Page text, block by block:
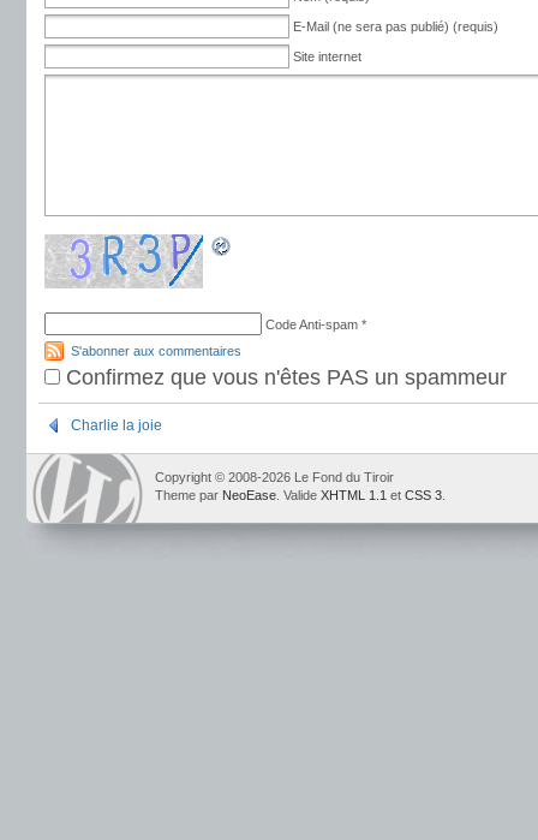
E-Mail (ne sera pas publié) (requis)
Site internet
Code Anti-spam *
S'abonner aux commentaires
Confirmez que vous n'êtes PAS un spammeur
Charlie la joie
Copyright © 2008-2026 Le Fond du Tiroir
Theme par NeoEase . Valide XHTML 1.1 et CSS 3